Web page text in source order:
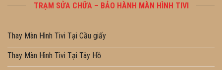
TRẠM SỬA CHỮA – BẢO HÀNH MÀN HÌNH TIVI
Thay Màn Hình Tivi Tại Cầu giấy
Thay Màn Hình Tivi Tại Tây Hồ